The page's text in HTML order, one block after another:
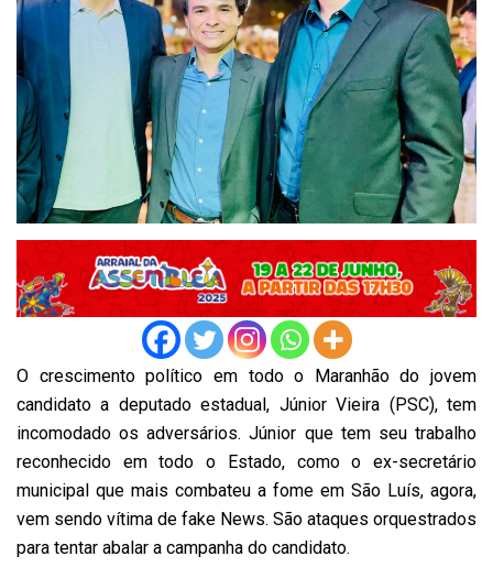
O crescimento político em todo o Maranhão do jovem
candidato a deputado estadual, Júnior Vieira (PSC), tem
incomodado os adversários. Júnior que tem seu trabalho
reconhecido em todo o Estado, como o ex-secretário
municipal que mais combateu a fome em São Luís, agora,
vem sendo vítima de fake News. São ataques orquestrados
para tentar abalar a campanha do candidato.